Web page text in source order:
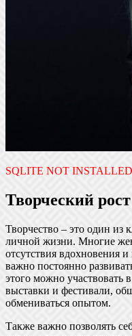
SQLITE NOT INSTALLED
Творческий рост
Творчество – это один из
личной жизни. Многие
отсутствия вдохновения
важно постоянно
этого можно участвовать
выставки и фестивали,
обмениваться опытом.
Также важно позволять